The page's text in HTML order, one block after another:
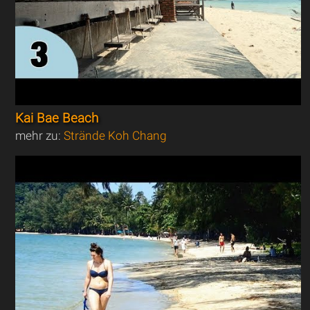
Kai Bae Beach
mehr zu:Strände Koh Chang